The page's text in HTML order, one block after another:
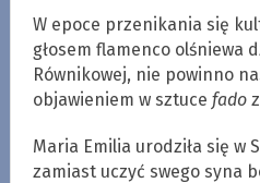
W epoce przenikania się
głosem flamenco olśniewa
Równikowej, nie powinno
objawieniem w sztuce fado
Maria Emilia urodziła się w
zamiast uczyć swego syna